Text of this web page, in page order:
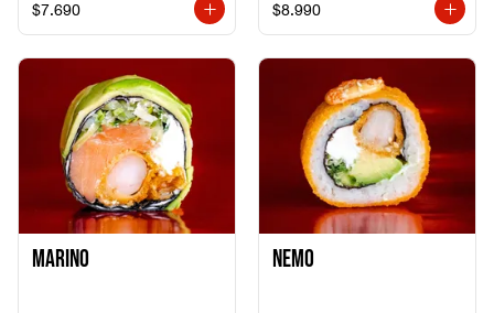
$7.690 $8.990
Marino Nemo